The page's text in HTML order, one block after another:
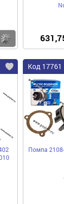
Купить
Код 17761
Помпа